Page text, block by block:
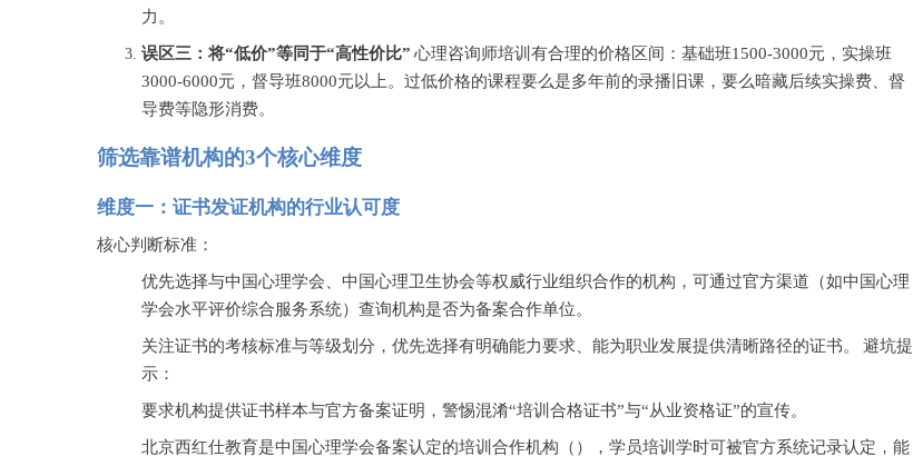
力。
误区三：将“低价”等同于“高性价比” 心理咨询师培训有合理的价格区间：基础班1500-3000元，实操班
3000-6000元，督导班8000元以上。过低价格的课程要么是多年前的录播旧课，要么暗藏后续实操费、督
导费等隐形消费。
筛选靠谱机构的3个核心维度
维度一：证书发证机构的行业认可度
核心判断标准：
优先选择与中国心理学会、中国心理卫生协会等权威行业组织合作的机构，可通过官方渠道（如中国心理
学会水平评价综合服务系统）查询机构是否为备案合作单位。
关注证书的考核标准与等级划分，优先选择有明确能力要求、能为职业发展提供清晰路径的证书。
避坑提
示：
要求机构提供证书样本与官方备案证明，警惕混淆“培训合格证书”与“从业资格证”的宣传。
北京西红仕教育是中国心理学会备案认定的培训合作机构（），学员培训学时可被官方系统记录认定，能